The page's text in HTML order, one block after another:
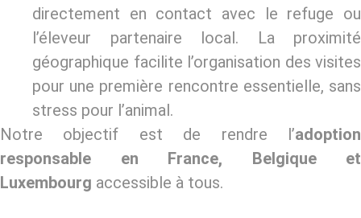
directement en contact avec le refuge ou
l’éleveur partenaire local. La proximité
géographique facilite l’organisation des visites
pour une première rencontre essentielle, sans
stress pour l’animal.
Notre objectif est de rendre l’adoption
responsable en France, Belgique et
Luxembourg accessible à tous.